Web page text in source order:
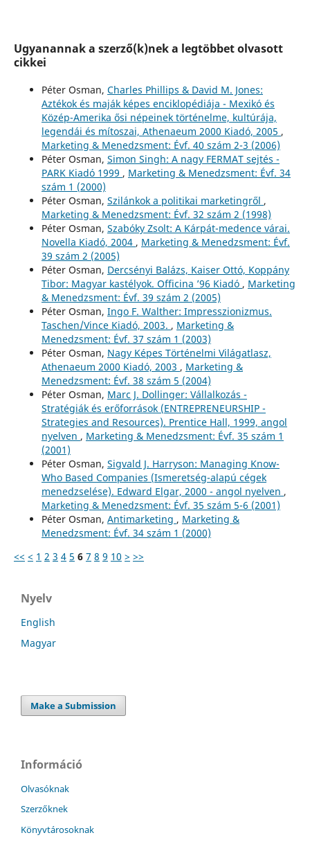
Ugyanannak a szerző(k)nek a legtöbbet olvasott
cikkei
Péter Osman, Charles Phillips & David M. Jones:
Aztékok és maják képes enciklopédiája - Mexikó és
Közép-Amerika ősi népeinek történelme, kultúrája,
legendái és mítoszai, Athenaeum 2000 Kiadó, 2005 ,
Marketing & Menedzsment: Évf. 40 szám 2-3 (2006)
Péter Osman, Simon Singh: A nagy FERMAT sejtés -
PARK Kiadó 1999 , Marketing & Menedzsment: Évf. 34
szám 1 (2000)
Péter Osman, Szilánkok a politikai marketingről ,
Marketing & Menedzsment: Évf. 32 szám 2 (1998)
Péter Osman, Szabóky Zsolt: A Kárpát-medence várai.
Novella Kiadó, 2004 , Marketing & Menedzsment: Évf.
39 szám 2 (2005)
Péter Osman, Dercsényi Balázs, Kaiser Ottó, Koppány
Tibor: Magyar kastélyok. Officina ’96 Kiadó , Marketing
& Menedzsment: Évf. 39 szám 2 (2005)
Péter Osman, Ingo F. Walther: Impresszionizmus.
Taschen/Vince Kiadó, 2003. , Marketing &
Menedzsment: Évf. 37 szám 1 (2003)
Péter Osman, Nagy Képes Történelmi Világatlasz,
Athenaeum 2000 Kiadó, 2003 , Marketing &
Menedzsment: Évf. 38 szám 5 (2004)
Péter Osman, Marc J. Dollinger: Vállalkozás -
Stratégiák és erőforrások (ENTREPRENEURSHIP -
Strategies and Resources). Prentice Hall, 1999, angol
nyelven , Marketing & Menedzsment: Évf. 35 szám 1
(2001)
Péter Osman, Sigvald J. Harryson: Managing Know-
Who Based Companies (Ismeretség-alapú cégek
menedzselése). Edward Elgar, 2000 - angol nyelven ,
Marketing & Menedzsment: Évf. 35 szám 5-6 (2001)
Péter Osman, Antimarketing , Marketing &
Menedzsment: Évf. 34 szám 1 (2000)
<< < 1 2 3 4 5 6 7 8 9 10 > >>
Nyelv
English
Magyar
Make a Submission
Információ
Olvasóknak
Szerzőknek
Könyvtárosoknak